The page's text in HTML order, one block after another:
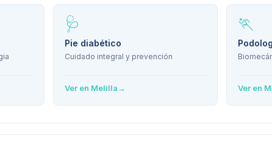
🩺
Pie diabético
Cuidado integral y prevención
Ver en Melilla→
🏃
Ver en